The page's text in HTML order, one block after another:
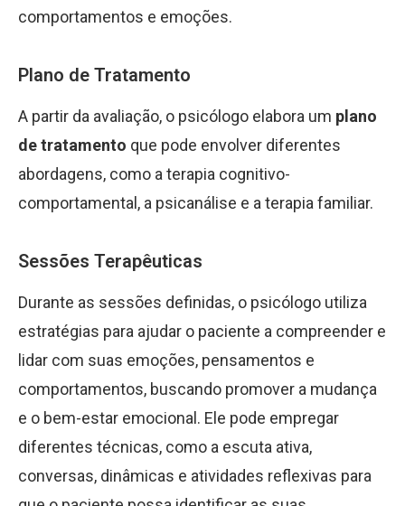
comportamentos e emoções.
Plano de Tratamento
A partir da avaliação, o psicólogo elabora um plano
de tratamento que pode envolver diferentes
abordagens, como a terapia cognitivo-
comportamental, a psicanálise e a terapia familiar.
Sessões Terapêuticas
Durante as sessões definidas, o psicólogo utiliza
estratégias para ajudar o paciente a compreender e
lidar com suas emoções, pensamentos e
comportamentos, buscando promover a mudança
e o bem-estar emocional. Ele pode empregar
diferentes técnicas, como a escuta ativa,
conversas, dinâmicas e atividades reflexivas para